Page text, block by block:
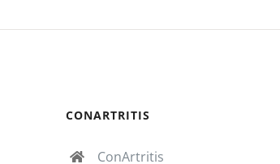
CONARTRITIS
ConArtritis